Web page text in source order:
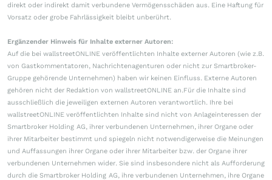
direkt oder indirekt damit verbundene Vermögensschäden aus. Eine Haftung für
Vorsatz oder grobe Fahrlässigkeit bleibt unberührt.
Ergänzender Hinweis für Inhalte externer Autoren:
Auf die bei wallstreetONLINE veröffentlichten Inhalte externer Autoren (wie z.B.
von Gastkommentatoren, Nachrichtenagenturen oder nicht zur Smartbroker-
Gruppe gehörende Unternehmen) haben wir keinen Einfluss. Externe Autoren
gehören nicht der Redaktion von wallstreetONLINE an.Für die Inhalte sind
ausschließlich die jeweiligen externen Autoren verantwortlich. Ihre bei
wallstreetONLINE veröffentlichten Inhalte sind nicht von Anlageinteressen der
Smartbroker Holding AG, ihrer verbundenen Unternehmen, ihrer Organe oder
ihrer Mitarbeiter bestimmt und spiegeln nicht notwendigerweise die Meinungen
und Auffassungen ihrer Organe oder ihrer Mitarbeiter bzw. der Organe ihrer
verbundenen Unternehmen wider. Sie sind insbesondere nicht als Aufforderung
durch die Smartbroker Holding AG, ihre verbundenen Unternehmen, ihre Organe